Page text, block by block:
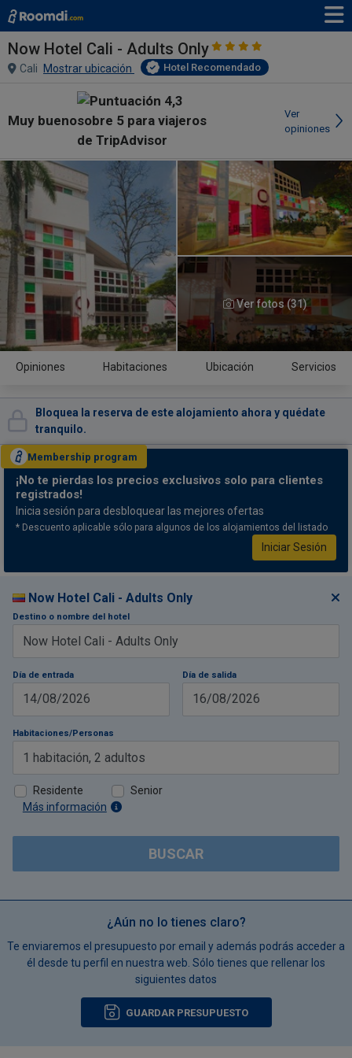
Now Hotel Cali - Adults Only
Cali Mostrar ubicación Hotel Recomendado
Muy bueno
Ver
opiniones
Ver fotos (31)
Opiniones Habitaciones Ubicación Servicios
Bloquea la reserva de este alojamiento ahora y quédate
tranquilo.
Membership program
¡No te pierdas los precios exclusivos solo para clientes
registrados!
Inicia sesión para desbloquear las mejores ofertas
* Descuento aplicable sólo para algunos de los alojamientos del listado
Iniciar Sesión
Now Hotel Cali - Adults Only
Destino o nombre del hotel
Día de entrada
14/08/2026
Día de salida
16/08/2026
Habitaciones/Personas
1 habitación, 2 adultos
Residente
Senior
Más información
BUSCAR
¿Aún no lo tienes claro?
Te enviaremos el presupuesto por email y además podrás acceder a
él desde tu perfil en nuestra web. Sólo tienes que rellenar los
siguientes datos
GUARDAR PRESUPUESTO